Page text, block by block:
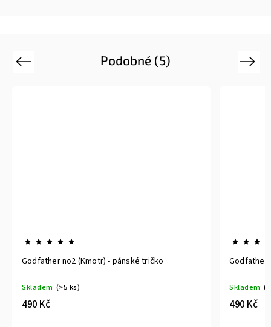
Podobné (5)
Previous
Godfather no2 (Kmotr) - pánské tričko
Skladem (>5 ks)
490 Kč
Godfather
Skladem
490 Kč
Next